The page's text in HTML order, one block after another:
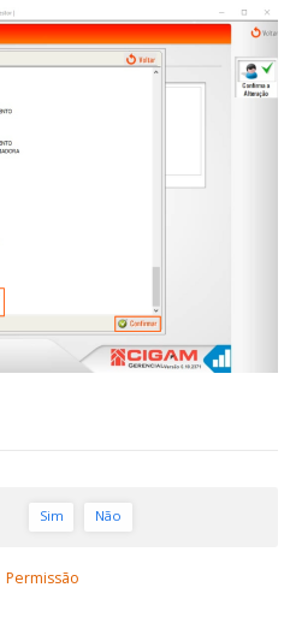
Sim Não
Permissão